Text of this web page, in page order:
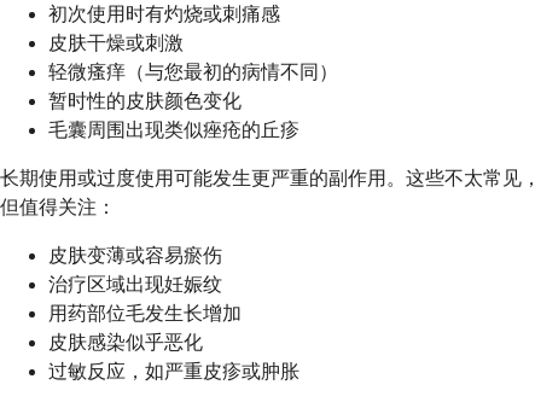
初次使用时有灼烧或刺痛感
皮肤干燥或刺激
轻微瘙痒（与您最初的病情不同）
暂时性的皮肤颜色变化
毛囊周围出现类似痤疮的丘疹
长期使用或过度使用可能发生更严重的副作用。这些不太常见，
但值得关注：
皮肤变薄或容易瘀伤
治疗区域出现妊娠纹
用药部位毛发生长增加
皮肤感染似乎恶化
过敏反应，如严重皮疹或肿胀